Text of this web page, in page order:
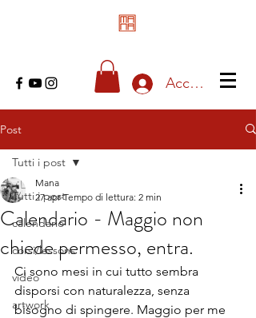
Accedi
Post
Tutti i post
calendario
corsi/lessons
video
artwork
Tutti i post
Calendario - Maggio non
chiede permesso, entra.
Mana
27 apr Tempo di lettura: 2 min
Ci sono mesi in cui tutto sembra
disporsi con naturalezza, senza
bisogno di spingere. Maggio per me